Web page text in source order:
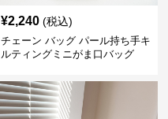
¥2,240 (税込)
チェーン バッグ パール持ち手キ
ルティングミニがま口バッグ